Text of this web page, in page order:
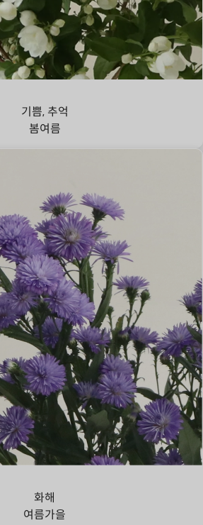
기쁨, 추억
봄여름
화해
여름가을